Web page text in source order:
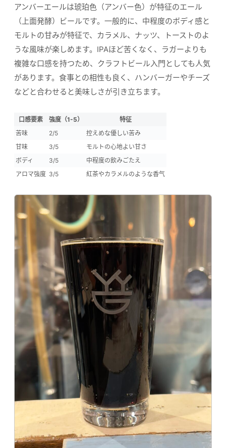
アンバーエールは琥珀色（アンバー色）が特征のエール
（上面発酵）ビールです。一般的に、中程度のボディ感と
モルトの甘みが特征で、カラメル、ナッツ、トーストのよ
うな風味が楽しめます。IPAほど苦くなく、ラガーよりも
複雑な口感を持つため、クラフトビール入門としても人気
があります。食事との相性も良く、ハンバーガーやチーズ
などと合わせると美味しさが引き立ちます。
口感要素 強度（1-5）
特征
苦味
2/5
控えめな優しい苦み
甘味
3/5
モルトの心地よい甘さ
ボディ
3/5
中程度の飲みごたえ
アロマ強度 3/5 紅茶やカラメルのような香气